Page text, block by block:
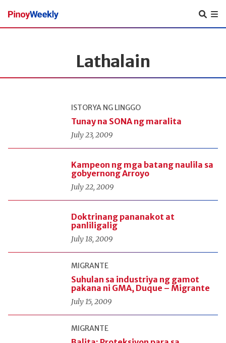
Pinoy
Weekly
Lathalain
ISTORYA NG LINGGO
Tunay na SONA ng maralita
July 23, 2009
Kampeon ng mga batang naulila sa
gobyernong Arroyo
July 22, 2009
Doktrinang pananakot at
panliligalig
July 18, 2009
MIGRANTE
Suhulan sa industriya ng gamot
pakana ni GMA, Duque – Migrante
July 15, 2009
MIGRANTE